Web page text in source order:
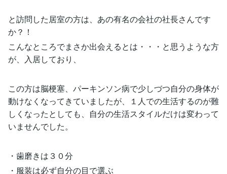
と訪問した居室の方は、あの有名の会社の社長さんです
か？！
こんなところでまさか出会えるとは・・・と思うような方
が、入居しており、
この方は脳梗塞、パーキンソン病で少しづつ自分の身体が
動けなくなってきていましたが、１人での生活するのが難
しくなったとしても、自分の生活スタイルだけは変わって
いませんでした。
・歯磨きは３０分
・服装は必ず自分の目で選ぶ